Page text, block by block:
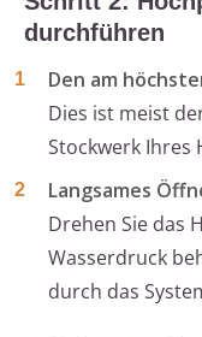
durchführen
Den am
Dies ist meist
Stockwerk Ihres
Langsames
Drehen Sie das
Wasserdruck
durch das